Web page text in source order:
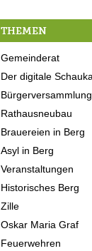
THEMEN
Gemeinderat
Der digitale
Bürgerversammlung
Rathausneubau
Brauereien in Berg
Asyl in Berg
Veranstaltungen
Historisches Berg
Zille
Oskar Maria Graf
Feuerwehren